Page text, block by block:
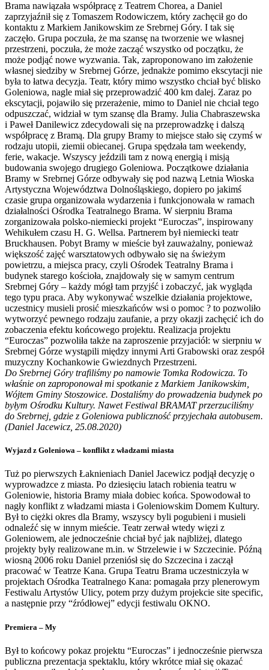
Brama nawiązała współpracę z Teatrem Chorea, a Daniel
zaprzyjaźnił się z Tomaszem Rodowiczem, który zachęcił go do
kontaktu z Markiem Janikowskim ze Srebrnej Góry. I tak się
zaczęło. Grupa poczuła, że ma szansę na tworzenie we własnej
przestrzeni, poczuła, że może zacząć wszystko od początku, że
może podjąć nowe wyzwania. Tak, zaproponowano im założenie
własnej siedziby w Srebrnej Górze, jednakże pomimo ekscytacji nie
była to łatwa decyzja. Teatr, który mimo wszystko chciał być blisko
Goleniowa, nagle miał się przeprowadzić 400 km dalej. Zaraz po
ekscytacji, pojawiło się przerażenie, mimo to Daniel nie chciał tego
odpuszczać, widział w tym szansę dla Bramy. Julia Chabraszewska
i Paweł Danilewicz zdecydowali się na przeprowadzkę i dalszą
współpracę z Bramą. Dla grupy Bramy to miejsce stało się czymś w
rodzaju utopii, ziemii obiecanej. Grupa spędzała tam weekendy,
ferie, wakacje. Wszyscy jeździli tam z nową energią i misją
budowania swojego drugiego Goleniowa. Początkowe działania
Bramy w Srebrnej Górze odbywały się pod nazwą Letnia Wioska
Artystyczna Województwa Dolnośląskiego, dopiero po jakimś
czasie grupa organizowała wydarzenia i funkcjonowała w ramach
działalności Ośrodka Teatralnego Brama. W sierpniu Brama
zorganizowała polsko-niemiecki projekt “Euroczas”, inspirowany
Wehikułem czasu H. G. Wellsa. Partnerem był niemiecki teatr
Bruckhausen. Pobyt Bramy w mieście był zauważalny, ponieważ
większość zajęć warsztatowych odbywało się na świeżym
powietrzu, a miejsca pracy, czyli Ośrodek Teatralny Brama i
budynek starego kościoła, znajdowały się w samym centrum
Srebrnej Góry – każdy mógł tam przyjść i zobaczyć, jak wygląda
tego typu praca. Aby wykonywać wszelkie działania projektowe,
uczestnicy musieli prosić mieszkańców wsi o pomoc ? to pozwoliło
wytworzyć pewnego rodzaju zaufanie, a przy okazji zachęcić ich do
zobaczenia efektu końcowego projektu. Realizacja projektu
“Euroczas” pozwoliła także na zaproszenie przyjaciół: w sierpniu w
Srebrnej Górze wystąpili między innymi Arti Grabowski oraz zespół
muzyczny Kochankowie Gwiezdnych Przestrzeni.
Do Srebrnej Góry trafiliśmy po namowie Tomka Rodowicza. To
właśnie on zaproponował mi spotkanie z Markiem Janikowskim,
Wójtem Gminy Stoszowice. Dostaliśmy do prowadzenia budynek po
byłym Ośrodku Kultury. Nawet Festiwal BRAMAT przerzuciliśmy
do Srebrnej, gdzie z Goleniowa publiczność przyjechała autobusem.
(Daniel Jacewicz, 25.08.2020)
Wyjazd z Goleniowa – konflikt z władzami miasta
Tuż po pierwszych Łaknieniach Daniel Jacewicz podjął decyzję o
wyprowadzce z miasta. Po dziesięciu latach robienia teatru w
Goleniowie, historia Bramy miała dobiec końca. Spowodował to
nagły konflikt z władzami miasta i Goleniowskim Domem Kultury.
Był to ciężki okres dla Bramy, wszyscy byli pogubieni i musieli
odnaleźć się w innym mieście. Teatr zerwał wtedy więzi z
Goleniowem, ale jednocześnie chciał być jak najbliżej, dlatego
projekty były realizowane m.in. w Strzelewie i w Szczecinie. Późną
wiosną 2006 roku Daniel przeniósł się do Szczecina i zaczął
pracować w Teatrze Kana. Grupa Teatru Brama uczestniczyła w
projektach Ośrodka Teatralnego Kana: pomagała przy plenerowym
Festiwalu Artystów Ulicy, potem przy dużym projekcie site specific,
a następnie przy “źródłowej” edycji festiwalu OKNO.
Premiera – My
Był to końcowy pokaz projektu “Euroczas” i jednocześnie pierwsza
publiczna prezentacja spektaklu, który wkrótce miał się okazać